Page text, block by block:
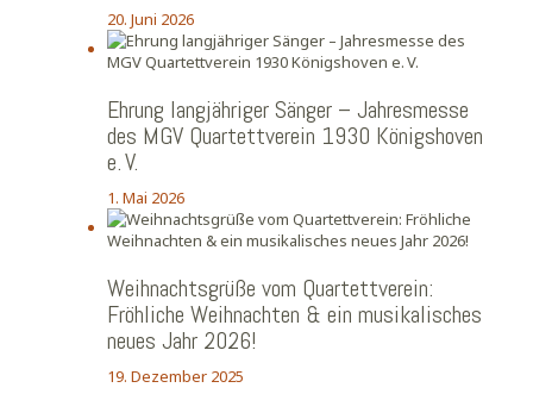
20. Juni 2026
Ehrung langjähriger Sänger – Jahresmesse
des MGV Quartettverein 1930 Königshoven
e. V.
1. Mai 2026
Weihnachtsgrüße vom Quartettverein:
Fröhliche Weihnachten & ein musikalisches
neues Jahr 2026!
19. Dezember 2025